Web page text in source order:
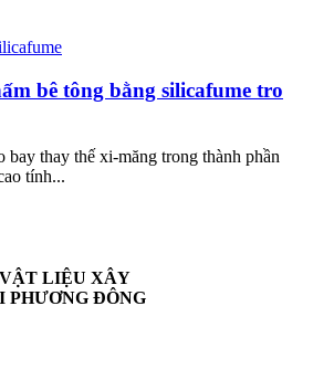
bê tông bằng silicafume tro
bay thay thế xi-măng trong thành phần
tính...
LIỆU XÂY
PHƯƠNG ĐÔNG